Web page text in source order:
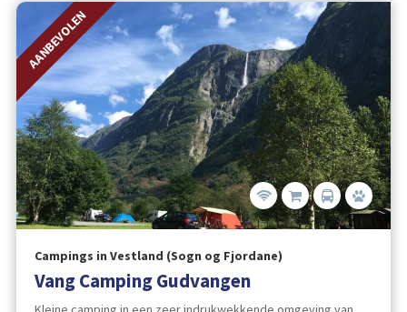
AANBEVOLEN
Campings in Vestland (Sogn og Fjordane)
Vang Camping Gudvangen